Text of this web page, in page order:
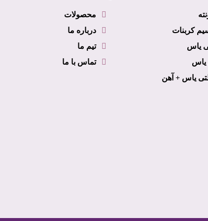
کربنات
یاس
یاس
یاس + آهن
محصولات
درباره ما
تیم ما
تماس با ما